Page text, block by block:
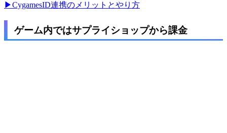
▶CygamesID連携のメリットとやり方
ゲーム内ではサプライショップから課金